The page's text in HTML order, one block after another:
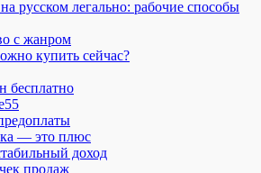
русском легально: рабочие способы
с жанром
купить сейчас?
бесплатно
— это плюс
доход
продаж